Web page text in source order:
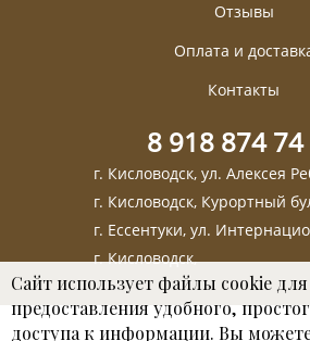
Отзывы
Оплата и
Контакты
8 918 874
г. Кисловодск, ул. Алексея
г. Кисловодск, Курортный
г. Ессентуки, ул.
г. Кисловодск,
Сайт использует файлы cookie для
предоставления удобного,
доступа к информации. Вы